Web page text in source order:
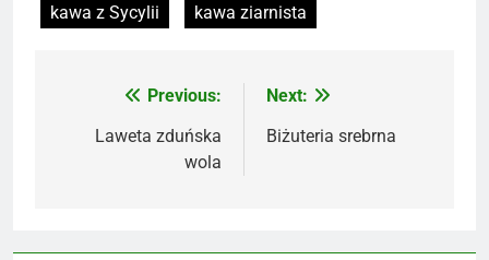
kawa z Sycylii
kawa ziarnista
Nawigacja
wpisu
Previous:
Laweta zduńska
wola
Next:
Biżuteria srebrna